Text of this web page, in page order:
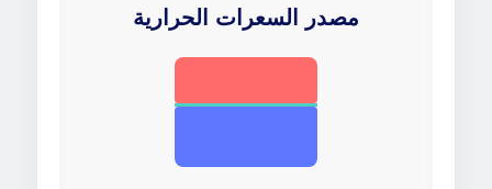
مصدر السعرات الحرارية